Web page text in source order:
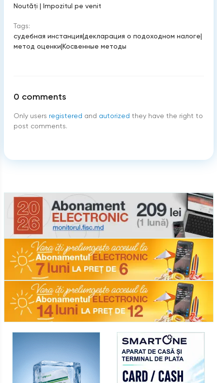
Noutăți | Impozitul pe venit
Tags:
судебная инстанция|декларация о подоходном налоге|
метод оценки|Косвенные методы
0 comments
Only users registered and autorized they have the right to
post comments.